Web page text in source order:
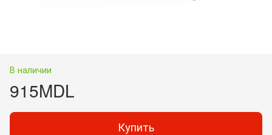
В наличии
915MDL
Купить